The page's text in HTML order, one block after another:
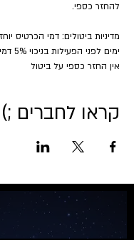
להחזר כספי.
ימים
אין החזר כספי על ביטול
קראו לחברים ;)